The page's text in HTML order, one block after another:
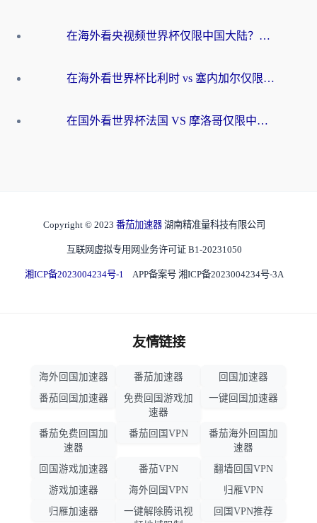
在海外看央视频世界杯仅限中国大陆？这篇指南帮你解锁中文解说+无卡顿直播
在海外看世界杯比利时 vs 塞内加尔仅限中国大陆？我找到了最流畅的中文解说之路
在国外看世界杯法国 VS 摩洛哥仅限中国大陆？海外党这样看中文解说赛事不卡顿
Copyright © 2023 番茄加速器 湖南精准量科技有限公司
互联网虚拟专用网业务许可证 B1-20231050
湘ICP备2023004234号-1 APP备案号 湘ICP备2023004234号-3A
友情链接
海外回国加速器 番茄加速器
回国加速器
番茄回国加速器
免费回国游戏加
速器
一键回国加速器
番茄免费回国加
速器
番茄回国VPN
番茄海外回国加
速器
回国游戏加速器
番茄VPN
翻墙回国VPN
游戏加速器
海外回国VPN
归雁VPN
归雁加速器
一键解除腾讯视
回国VPN推荐